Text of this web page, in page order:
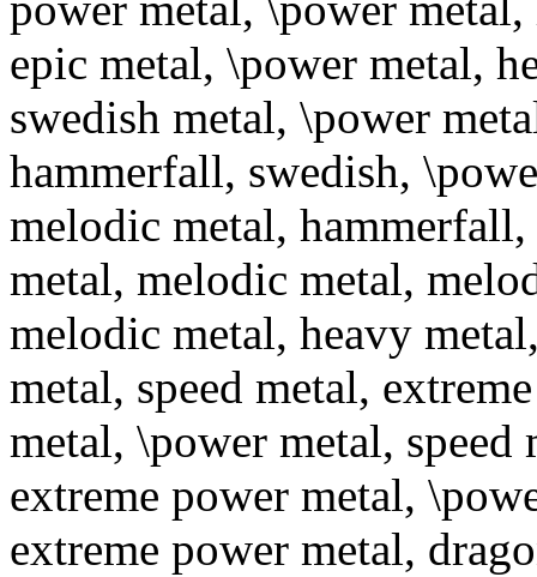
epic metal, \power metal,
swedish metal, \power
hammerfall, swedish,
melodic metal,
metal, melodic metal,
melodic metal, heavy
metal, speed metal,
metal, \power metal,
extreme power metal,
extreme power metal,